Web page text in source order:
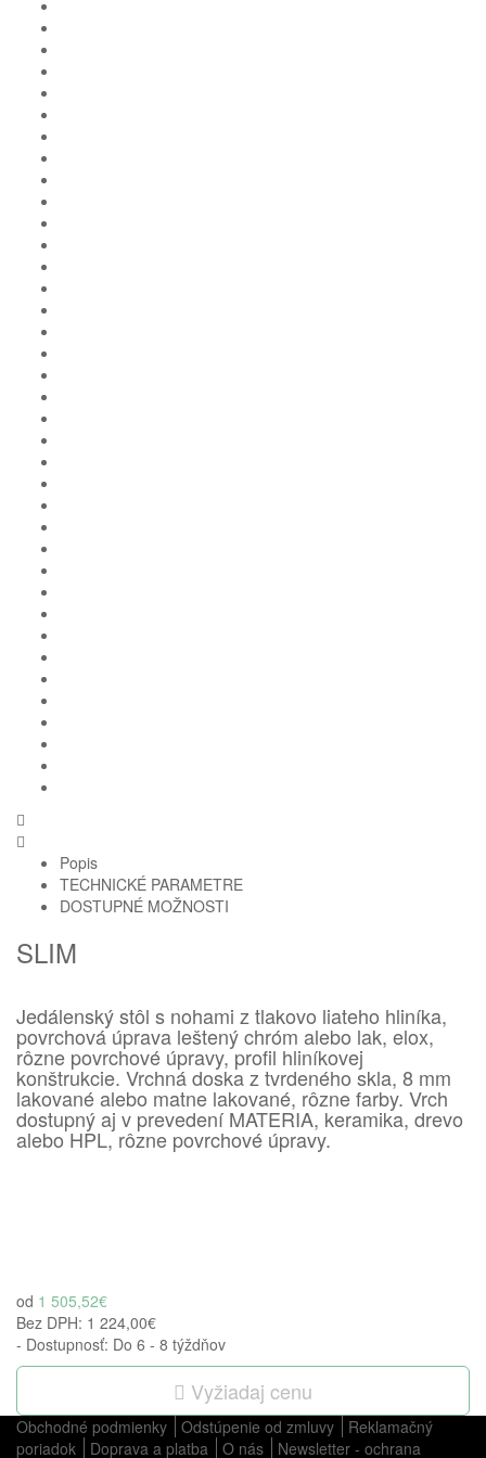
Popis
TECHNICKÉ PARAMETRE
DOSTUPNÉ MOŽNOSTI
SLIM
Jedálenský stôl s nohami z tlakovo liateho hliníka,
povrchová úprava leštený chróm alebo lak, elox,
rôzne povrchové úpravy, profil hliníkovej
konštrukcie. Vrchná doska z tvrdeného skla, 8 mm
lakované alebo matne lakované, rôzne farby. Vrch
dostupný aj v prevedení MATERIA, keramika, drevo
alebo HPL, rôzne povrchové úpravy.
od 1 505,52€
Bez DPH: 1 224,00€
- Dostupnosť: Do 6 - 8 týždňov
Vyžiadaj cenu
Obchodné podmienky Odstúpenie od zmluvy
Reklamačný
poriadok
Doprava a platba O nás Newsletter - ochrana